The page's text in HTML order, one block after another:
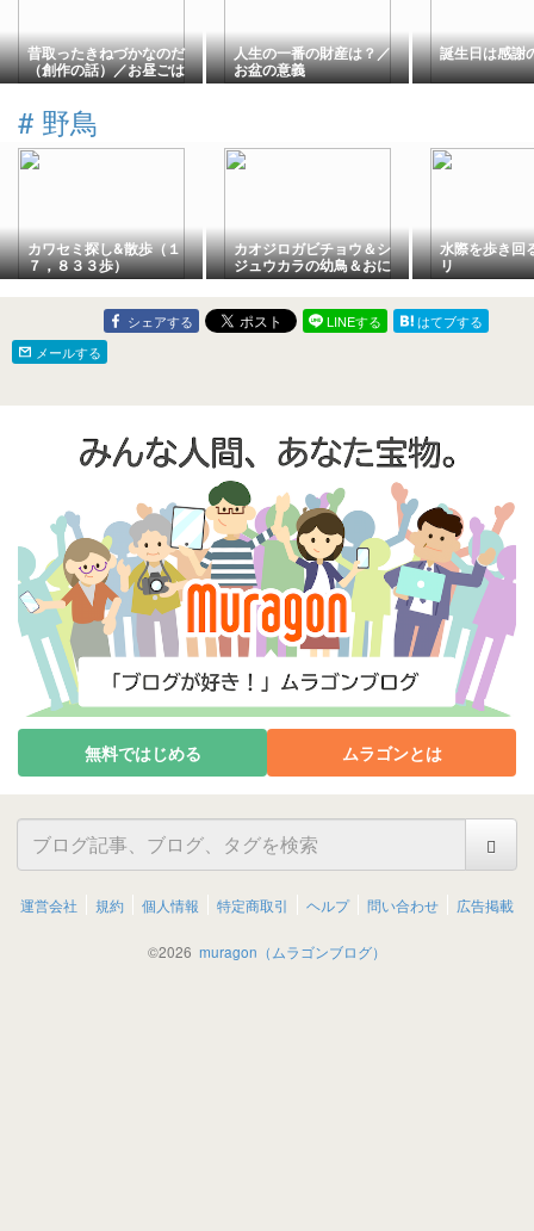
昔取ったきねづかなのだ
（創作の話）／お昼ごは
んと晩ごはん
人生の一番の財産は？／
お盆の意義
誕生日は感謝
# 野鳥
カワセミ探し&散歩（１
７，８３３歩）
カオジロガビチョウ＆シ
ジュウカラの幼鳥＆おに
ぎり差し入れ🍱（多々良
沼公園）
水際を歩き回
リ
シェアする LINEする
はてブする
メールする
無料ではじめる ムラゴンとは
運営会社 規約 個人情報 特定商取引 ヘルプ 問い合わせ 広告掲載
©2026 muragon（ムラゴンブログ）